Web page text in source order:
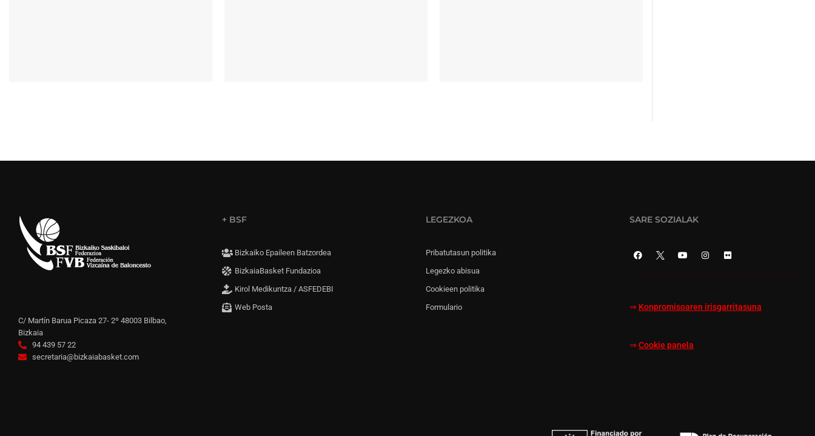
C/ Martín Barua Picaza 27- 2º 48003 Bilbao,
Bizkaia
94 439 57 22
secretaria@bizkaiabasket.com
+ BSF
Bizkaiko Epaileen Batzordea
BizkaiaBasket Fundazioa
Kirol Medikuntza / ASFEDEBI
Web Posta
LEGEZKOA
Pribatutasun politika
Legezko abisua
Cookieen politika
Formulario
SARE SOZIALAK
⇒ Konpromisoaren irisgarritasuna
⇒ Cookie panela